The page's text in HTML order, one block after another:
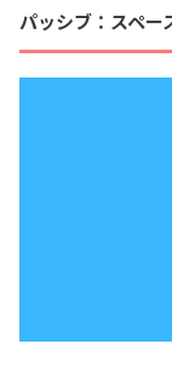
パッシブ：スペー